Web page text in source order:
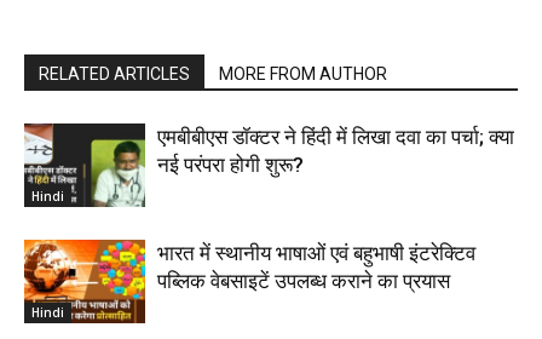
RELATED ARTICLES MORE FROM AUTHOR
Hindi
एमबीबीएस डॉक्टर ने हिंदी में लिखा दवा का पर्चा; क्या
नई परंपरा होगी शुरू?
Hindi
भारत में स्थानीय भाषाओं एवं बहुभाषी इंटरेक्टिव
पब्लिक वेबसाइटें उपलब्ध कराने का प्रयास